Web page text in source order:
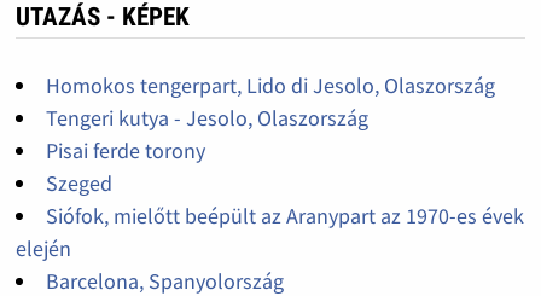
UTAZÁS - KÉPEK
Homokos tengerpart, Lido di Jesolo, Olaszország
Tengeri kutya - Jesolo, Olaszország
Pisai ferde torony
Szeged
Siófok, mielőtt beépült az Aranypart az 1970-es évek
elején
Barcelona, Spanyolország